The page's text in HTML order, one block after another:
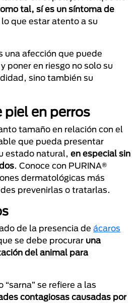
tal, sí es un síntoma de
lo que estar atento a su
una afección que puede
poner en riesgo no solo su
sino también su
piel en perros
tamaño en relación con el
que pueda presentar
estado natural, en especial sin
. Conoce con PURINA®
dermatológicas más
prevenirlas o tratarlas.
de la presencia de ácaros
se debe procurar una
del animal para
se refiere a las
contagiosas causadas por